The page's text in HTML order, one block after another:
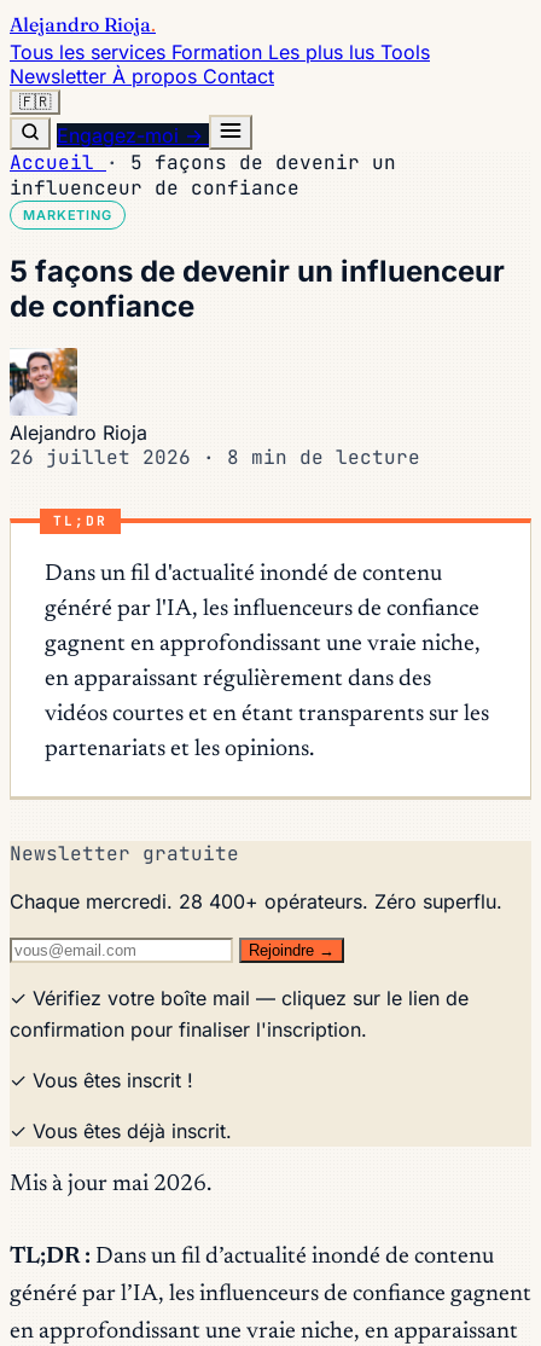
Alejandro Rioja.
Tous les services Formation Les plus lus Tools
Newsletter À propos Contact
🇫🇷
Engagez-moi →
Accueil ·
5 façons de devenir un
influenceur de confiance
MARKETING
5 façons de devenir un influenceur
de confiance
Alejandro Rioja
26 juillet 2026 · 8 min de lecture
TL;DR
Dans un fil d'actualité inondé de contenu
généré par l'IA, les influenceurs de confiance
gagnent en approfondissant une vraie niche,
en apparaissant régulièrement dans des
vidéos courtes et en étant transparents sur les
partenariats et les opinions.
Newsletter gratuite
Chaque mercredi. 28 400+ opérateurs. Zéro superflu.
Rejoindre →
✓ Vérifiez votre boîte mail — cliquez sur le lien de
confirmation pour finaliser l'inscription.
✓ Vous êtes inscrit !
✓ Vous êtes déjà inscrit.
Mis à jour mai 2026.
TL;DR : Dans un fil d’actualité inondé de contenu
généré par l’IA, les influenceurs de confiance gagnent
en approfondissant une vraie niche, en apparaissant